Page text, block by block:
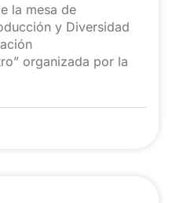
la mesa de
y Diversidad
organizada por la